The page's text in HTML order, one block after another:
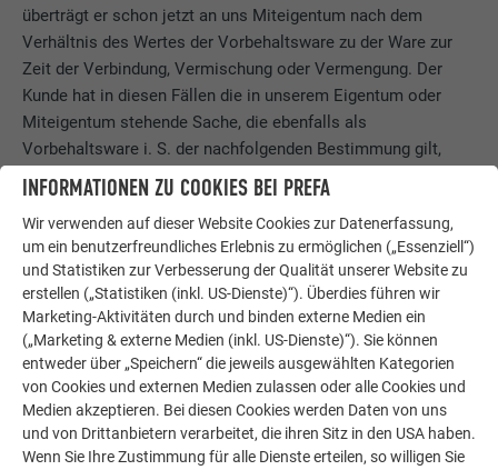
überträgt er schon jetzt an uns Miteigentum nach dem
Verhältnis des Wertes der Vorbehaltsware zu der Ware zur
Zeit der Verbindung, Vermischung oder Vermengung. Der
Kunde hat in diesen Fällen die in unserem Eigentum oder
Miteigentum stehende Sache, die ebenfalls als
Vorbehaltsware i. S. der nachfolgenden Bestimmung gilt,
unentgeltlich zu verwahren.
10.3. Wird Vorbehaltsware vom Kunden, allein oder
zusammen mit nicht uns gehörender Ware veräußert, so tritt
der Kunde schon jetzt die aus der Weiterveräußerung
entstehenden Forderungen in Höhe des Wertes der
Vorbehaltsware mit allen Nebenrechten und Rang vor dem
Rest ab; wir nehmen die Abtretung an. Wert der
Vorbehaltsware ist unser Rechnungsbetrag zuzüglich eines
Sicherungsaufschlages von 10%, der jedoch außer Ansatz
bleibt, soweit ihm Rechte Dritter entgegenstehen. Wenn die
weiterveräußerte Vorbehaltsware in unserem Miteigentum
INFORMATIONEN ZU COOKIES BEI PREFA
Wir verwenden auf dieser Website Cookies zur Datenerfassung,
um ein benutzerfreundliches Erlebnis zu ermöglichen („Essenziell“)
und Statistiken zur Verbesserung der Qualität unserer Website zu
erstellen („Statistiken (inkl. US-Dienste)“). Überdies führen wir
Marketing-Aktivitäten durch und binden externe Medien ein
(„Marketing & externe Medien (inkl. US-Dienste)“). Sie können
entweder über „Speichern“ die jeweils ausgewählten Kategorien
von Cookies und externen Medien zulassen oder alle Cookies und
Medien akzeptieren. Bei diesen Cookies werden Daten von uns
und von Drittanbietern verarbeitet, die ihren Sitz in den USA haben.
Wenn Sie Ihre Zustimmung für alle Dienste erteilen, so willigen Sie